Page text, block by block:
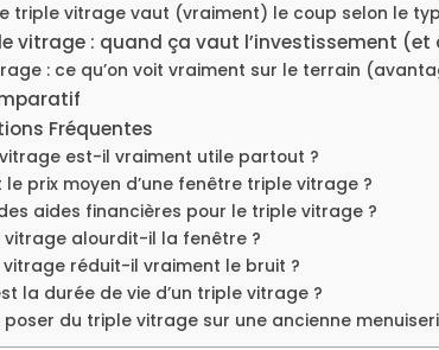
triple vitrage vaut (vraiment) le coup selon le
vitrage : quand ça vaut l’investissement (et
: ce qu’on voit vraiment sur le terrain
Fréquentes
est-il vraiment utile partout ?
le prix moyen d’une fenêtre triple vitrage ?
aides financières pour le triple vitrage ?
vitrage alourdit-il la fenêtre ?
vitrage réduit-il vraiment le bruit ?
la durée de vie d’un triple vitrage ?
poser du triple vitrage sur une ancienne